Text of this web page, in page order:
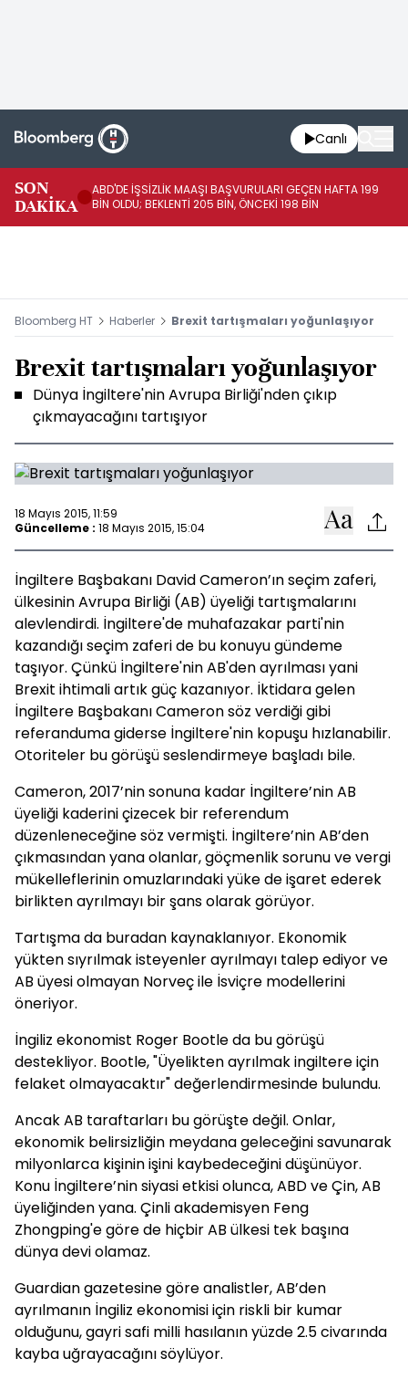
Canlı
SON
DAKİKA
ABD'DE İŞSİZLİK MAAŞI BAŞVURULARI GEÇEN HAFTA 199
BİN OLDU; BEKLENTİ 205 BİN, ÖNCEKİ 198 BİN
Bloomberg HT Haberler Brexit tartışmaları yoğunlaşıyor
Brexit tartışmaları yoğunlaşıyor
Dünya İngiltere'nin Avrupa Birliği'nden çıkıp
çıkmayacağını tartışıyor
18 Mayıs 2015, 11:59
Güncelleme : 18 Mayıs 2015, 15:04
İngiltere Başbakanı David Cameron’ın seçim zaferi,
ülkesinin Avrupa Birliği (AB) üyeliği tartışmalarını
alevlendirdi. İngiltere'de muhafazakar parti'nin
kazandığı seçim zaferi de bu konuyu gündeme
taşıyor. Çünkü İngiltere'nin AB'den ayrılması yani
Brexit ihtimali artık güç kazanıyor. İktidara gelen
İngiltere Başbakanı Cameron söz verdiği gibi
referanduma giderse İngiltere'nin kopuşu hızlanabilir.
Otoriteler bu görüşü seslendirmeye başladı bile.
Cameron, 2017’nin sonuna kadar İngiltere’nin AB
üyeliği kaderini çizecek bir referendum
düzenleneceğine söz vermişti. İngiltere’nin AB’den
çıkmasından yana olanlar, göçmenlik sorunu ve vergi
mükelleflerinin omuzlarındaki yüke de işaret ederek
birlikten ayrılmayı bir şans olarak görüyor.
Tartışma da buradan kaynaklanıyor. Ekonomik
yükten sıyrılmak isteyenler ayrılmayı talep ediyor ve
AB üyesi olmayan Norveç ile İsviçre modellerini
öneriyor.
İngiliz ekonomist Roger Bootle da bu görüşü
destekliyor. Bootle, "Üyelikten ayrılmak ingiltere için
felaket olmayacaktır" değerlendirmesinde bulundu.
Ancak AB taraftarları bu görüşte değil. Onlar,
ekonomik belirsizliğin meydana geleceğini savunarak
milyonlarca kişinin işini kaybedeceğini düşünüyor.
Konu İngiltere’nin siyasi etkisi olunca, ABD ve Çin, AB
üyeliğinden yana. Çinli akademisyen Feng
Zhongping'e göre de hiçbir AB ülkesi tek başına
dünya devi olamaz.
Guardian gazetesine göre analistler, AB’den
ayrılmanın İngiliz ekonomisi için riskli bir kumar
olduğunu, gayri safi milli hasılanın yüzde 2.5 civarında
kayba uğrayacağını söylüyor.